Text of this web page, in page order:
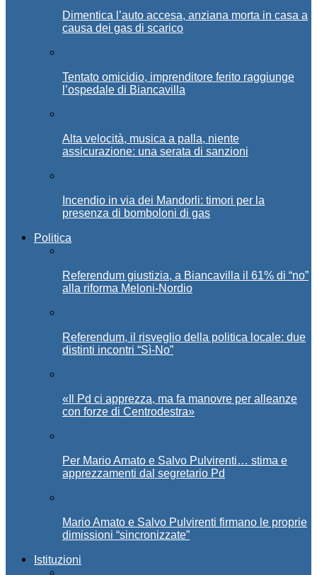
Dimentica l’auto accesa, anziana morta in casa a
causa dei gas di scarico
Tentato omicidio, imprenditore ferito raggiunge
l’ospedale di Biancavilla
Alta velocità, musica a palla, niente
assicurazione: una serata di sanzioni
Incendio in via dei Mandorli: timori per la
presenza di bomboloni di gas
Politica
Referendum giustizia, a Biancavilla il 61% di “no”
alla riforma Meloni-Nordio
Referendum, il risveglio della politica locale: due
distinti incontri “Sì-No”
«Il Pd ci apprezza, ma fa manovre per alleanze
con forze di Centrodestra»
Per Mario Amato e Salvo Pulvirenti… stima e
apprezzamenti dal segretario Pd
Mario Amato e Salvo Pulvirenti firmano le proprie
dimissioni “sincronizzate”
Istituzioni